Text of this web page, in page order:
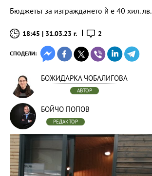
Бюджетът за изграждането ѝ е 40 хил. лв.
18:45 | 31.03.23 г. 2
СПОДЕЛИ:
БОЖИДАРКА ЧОБАЛИГОВА
АВТОР
БОЙЧО ПОПОВ
РЕДАКТОР